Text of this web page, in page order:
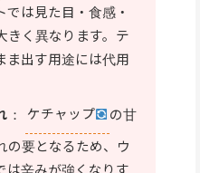
では見た目・食感・
きく異なります。テ
ま出す用途には代用
： ケチャップ
の甘
の要となるため、ウ
は辛みが強くなりす